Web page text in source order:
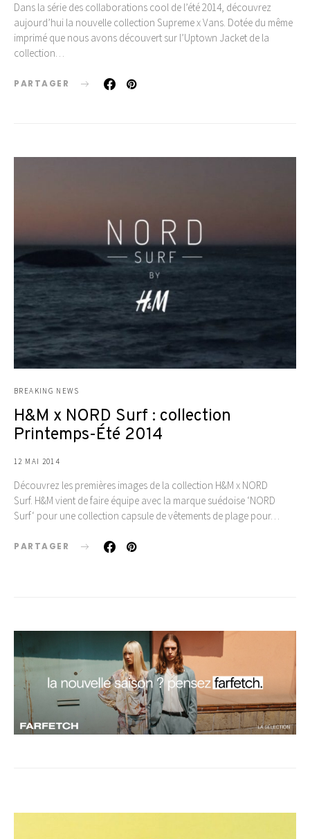
Dans la série des collaborations cool de l’été 2014, découvrez
aujourd’hui la nouvelle collection Supreme x Vans. Dotée du même
imprimé que nous avons découvert sur l’Uptown Jacket de la
collection…
PARTAGER
BREAKING NEWS
H&M x NORD Surf : collection
Printemps-Été 2014
12 MAI 2014
Découvrez les premières images de la collection H&M x NORD
Surf. H&M vient de faire équipe avec la marque suédoise ‘NORD
Surf‘ pour une collection capsule de vêtements de plage pour…
PARTAGER